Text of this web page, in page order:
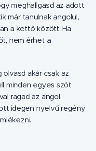
meghallgasd az adott
már tanulnak angolul,
a kettő között. Ha
nem érhet a
akár csak az
minden egyes szót
ragad az angol
idegen nyelvű regény